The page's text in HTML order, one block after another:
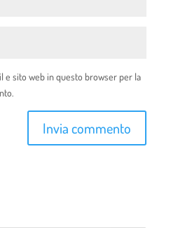
e sito web in questo browser per la